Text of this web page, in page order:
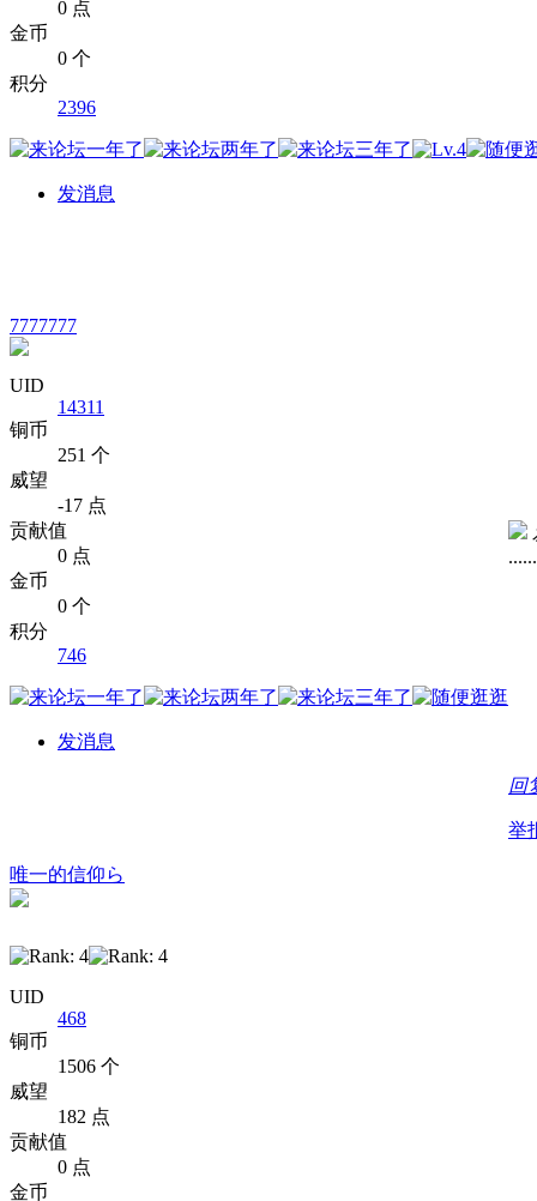
0 点
金币
0 个
积分
2396
发消息
7777777
UID
14311
铜币
251 个
威望
-17 点
贡献值
0 点
金币
0 个
积分
746
发消息
回
举
唯一的信仰ら
UID
468
铜币
1506 个
威望
182 点
贡献值
0 点
金币